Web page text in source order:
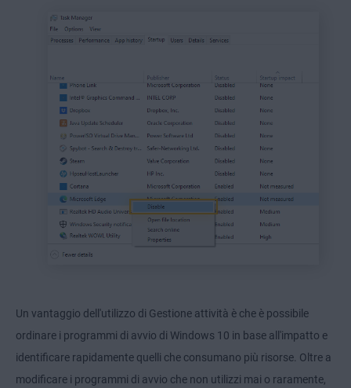
Un vantaggio dell'utilizzo di Gestione attività è che è possibile
ordinare i programmi di avvio di Windows 10 in base all'impatto e
identificare rapidamente quelli che consumano più risorse. Oltre a
modificare i programmi di avvio che non utilizzi mai o raramente,